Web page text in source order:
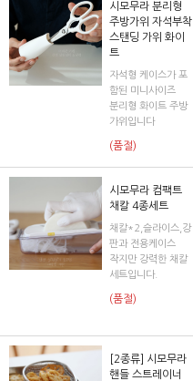
시모무라 분리형
주방가위 자석부착
스탠딩 가위 화이
트
자석형 케이스가 포
함된 미니사이즈
분리형 화이트 주방
가위입니다
(품절)
시모무라 컴팩트
채칼 4종세트
채칼*2,슬라이스,강
판과 전용케이스
작지만 강력한 채칼
세트입니다.
(품절)
[2종류] 시모무라
핸들 스트레이너